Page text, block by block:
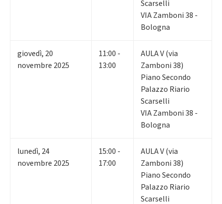
Scarselli
VIA Zamboni 38 -
Bologna
giovedì, 20
novembre 2025
11:00 -
13:00
AULA V (via
Zamboni 38)
Piano Secondo
Palazzo Riario
Scarselli
VIA Zamboni 38 -
Bologna
lunedì, 24
novembre 2025
15:00 -
17:00
AULA V (via
Zamboni 38)
Piano Secondo
Palazzo Riario
Scarselli